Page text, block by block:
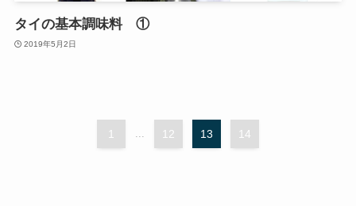
タイの基本調味料 ①
2019年5月2日
1 ... 12 13 14